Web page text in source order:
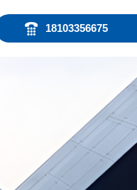
18103356675